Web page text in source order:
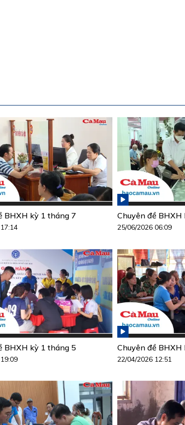
BHXH kỳ 1 tháng 7 Chuyên đề
25/06/2026 06:09
BHXH kỳ 1 tháng 5 Chuyên đề
22/04/2026 12:51